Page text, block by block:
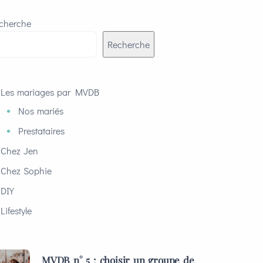
Recherche
Les mariages par MVDB
Nos mariés
Prestataires
Chez Jen
Chez Sophie
DIY
Lifestyle
MVDB n° 5 : choisir un groupe de